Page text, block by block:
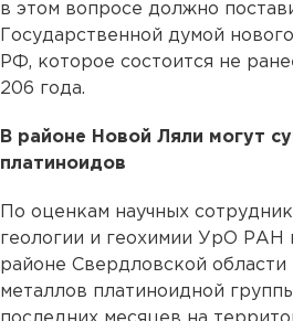
в этом вопросе должно
Государственной думой
РФ, которое состоится не
206 года.
В районе Новой Ляли могут
платиноидов
По оценкам научных
геологии и геохимии УрО РАН
районе Свердловской области
металлов платиноидной